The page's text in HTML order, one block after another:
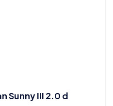
Sunny III 2.0 d